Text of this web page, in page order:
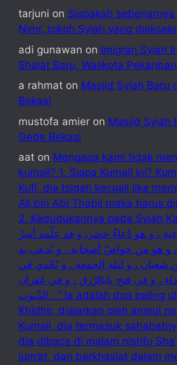
tarjuni on Siapakah
Nimr, tokoh Syiah yang
adi gunawan on Imigran Syiah
Shalat Baru, Walikota
a rahmat on Masjid Syiah Baru
Bekasi
mustofa amier on Masjid Syiah
Gede Bekasi
aat on Mengapa kami tidak
kumail? 1. Siapa Kumail ini?
Kufi, dia tsiqah kecuali jika
Ali bin Abi Thabil maka harus
2. Kedudukannya pada Syiah
، و هو دُعاءُ خضر، و قد علّمه أميرُ
، و هو من خواصّ أصحابه . و يُدعى به
شعبان ، و ليلة الجمعة . و يُجْدي في
، و في فتح بابالرّزق ، و في غفران
الذّنوب . “ Ia adalah doa paling utama, doa
Khidhir, diajarkan oleh amirul
Kumail, dia termasuk
dia dibaca di malam nishfu
jum’at, dan berkhasiat dalam